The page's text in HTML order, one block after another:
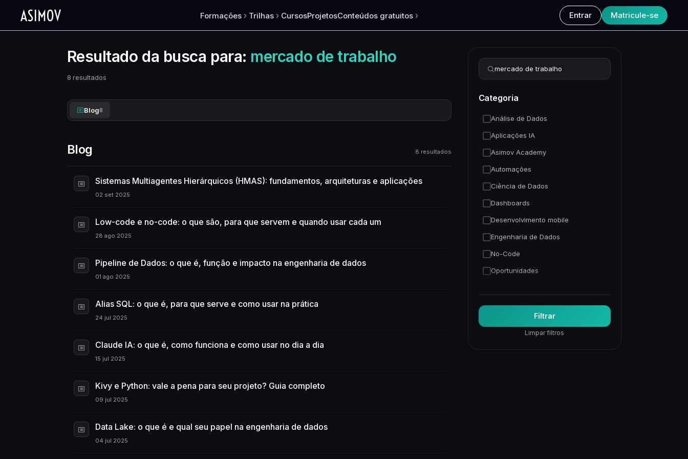
Formações Trilhas CursosProjetosConteúdos gratuitos Entrar Matricule-se
Resultado da busca para: mercado de trabalho
8 resultados
Blog8
Blog 8 resultados
Sistemas Multiagentes Hierárquicos (HMAS): fundamentos, arquiteturas e aplicações
02 set 2025
Low-code e no-code: o que são, para que servem e quando usar cada um
28 ago 2025
Pipeline de Dados: o que é, função e impacto na engenharia de dados
01 ago 2025
Alias SQL: o que é, para que serve e como usar na prática
24 jul 2025
Claude IA: o que é, como funciona e como usar no dia a dia
15 jul 2025
Kivy e Python: vale a pena para seu projeto? Guia completo
09 jul 2025
Data Lake: o que é e qual seu papel na engenharia de dados
04 jul 2025
Refinar busca
Categoria
Análise de Dados
Aplicações IA
Asimov Academy
Automações
Ciência de Dados
Dashboards
Desenvolvimento mobile
Engenharia de Dados
No-Code
Oportunidades
Trading Quantitativo
Visão Computacional
Visualização de Dados
Filtrar
Limpar filtros